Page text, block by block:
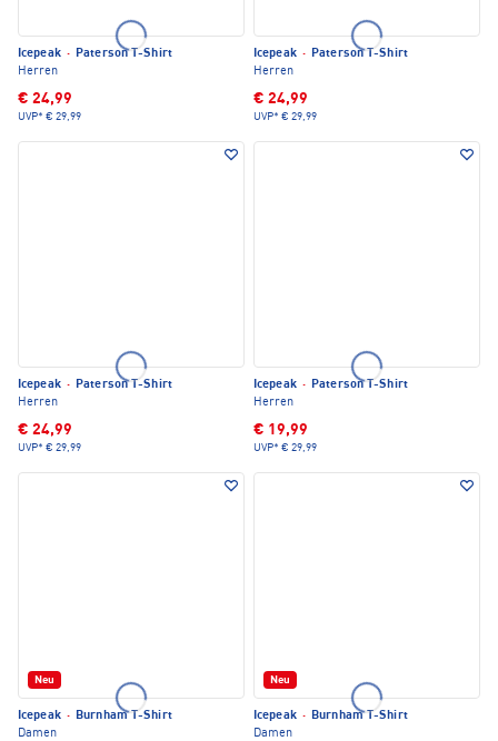
Icepeak · Paterson T-Shirt
Herren
€ 24,99
UVP* € 29,99
Icepeak · Paterson T-Shirt
Herren
€ 24,99
UVP* € 29,99
Icepeak · Paterson T-Shirt
Herren
€ 24,99
UVP* € 29,99
Icepeak · Paterson T-Shirt
Herren
€ 19,99
UVP* € 29,99
Neu
Icepeak · Burnham T-Shirt
Damen
Neu
Icepeak · Burnham T-Shirt
Damen